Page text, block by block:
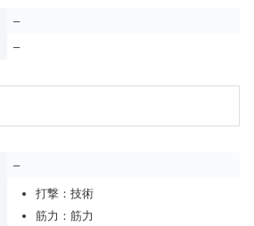
–
–
–
打撃：技術
筋力：筋力